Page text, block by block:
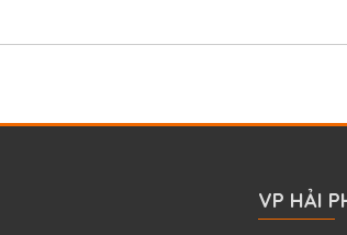
VP HẢI